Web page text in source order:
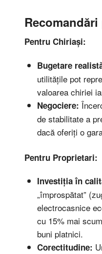
Pentru Chiriași:
Bugetare
utilitățile pot
valoarea chiriei
Negociere:
de stabilitate a
dacă oferiți o
Pentru Proprietari:
Investiția în
„împrospătat”
electrocasnice
cu 15% mai
buni platnici.
Corectitudine: